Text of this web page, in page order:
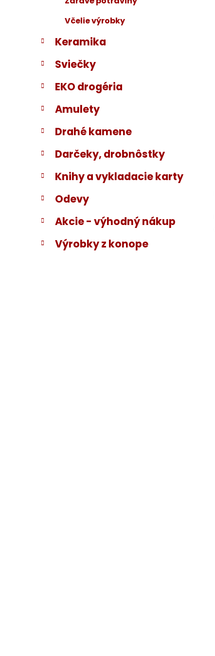
Včelie výrobky
Keramika
Sviečky
EKO drogéria
Amulety
Drahé kamene
Darčeky, drobnôstky
Knihy a vykladacie karty
Odevy
Akcie - výhodný nákup
Výrobky z konope